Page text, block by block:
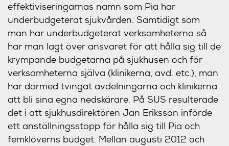
effektiviseringarnas namn som Pia har
underbudgeterat sjukvården. Samtidigt som
man har underbudgeterat verksamheterna så
har man lagt över ansvaret för att hålla sig till de
krympande budgetarna på sjukhusen och för
verksamheterna själva (klinikerna, avd. etc.), man
har därmed tvingat avdelningarna och klinikerna
att bli sina egna nedskärare. På SUS resulterade
det i att sjukhusdirektören Jan Eriksson införde
ett anställningsstopp för hålla sig till Pia och
femklöverns budget. Mellan augusti 2012 och